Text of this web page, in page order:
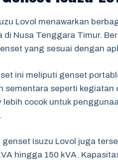
Lovol menawarkan
di Nusa Tenggara Timur.
yang sesuai dengan
ini meliputi genset
sementara seperti
lebih cocok untuk
genset Isuzu Lovol juga
hingga 150 kVA.